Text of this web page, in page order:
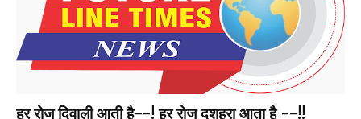
हर रोज दिवाली आती है--! हर रोज दशहरा आता है --!!